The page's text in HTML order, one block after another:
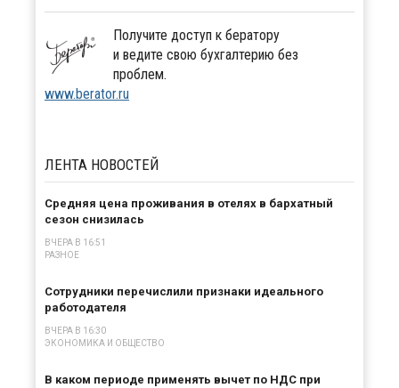
Получите доступ к бератору
и ведите свою бухгалтерию без
проблем.
www.berator.ru
ЛЕНТА НОВОСТЕЙ
Средняя цена проживания в отелях в бархатный
сезон снизилась
ВЧЕРА В 16:51
РАЗНОЕ
Сотрудники перечислили признаки идеального
работодателя
ВЧЕРА В 16:30
ЭКОНОМИКА И ОБЩЕСТВО
В каком периоде применять вычет по НДС при